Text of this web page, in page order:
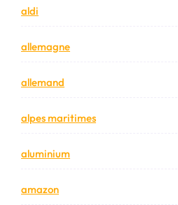
aldi
allemagne
allemand
alpes maritimes
aluminium
amazon